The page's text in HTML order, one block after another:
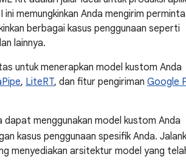
memungkinkan Anda mengirim
berbagai kasus penggunaan seperti
lainnya.
untuk menerapkan model kustom Anda
, LiteRT, dan fitur pengiriman Google
dapat menggunakan model kustom Anda
kasus penggunaan spesifik Anda.
menyediakan arsitektur model yang